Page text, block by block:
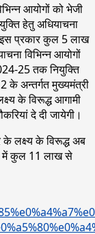
आयोगों को भेजी
हेतु अधियाचना
इस प्रकार कुल 5 लाख
विभिन्न आयोगों
25 तक नियुक्ति
के अन्तर्गत मुख्यमंत्री
के विरूद्ध आगामी
दे दी जायेगी।
के लक्ष्य के विरूद्ध अब
में कुल 11 लाख से